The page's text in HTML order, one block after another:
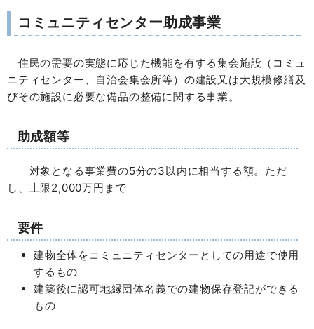
コミュニティセンター助成事業
住民の需要の実態に応じた機能を有する集会施設（コミュ
ニティセンター、自治会集会所等）の建設又は大規模修繕及
びその施設に必要な備品の整備に関する事業。
助成額等
対象となる事業費の5分の3以内に相当する額。ただ
し、上限2,000万円まで
要件
建物全体をコミュニティセンターとしての用途で使用
するもの
建築後に認可地縁団体名義での建物保存登記ができる
もの